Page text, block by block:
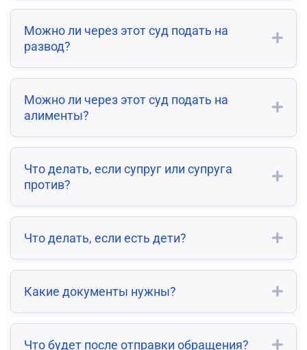
Можно ли через этот суд подать на
развод?
Можно ли через этот суд подать на
алименты?
Что делать, если супруг или супруга
против?
Что делать, если есть дети?
Какие документы нужны?
Что будет после отправки обращения?